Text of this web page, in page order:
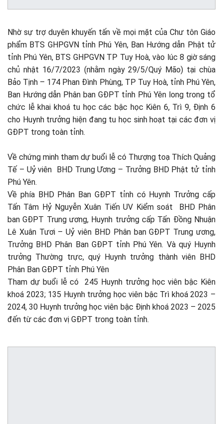
Nhờ sự trợ duyên khuyến tấn về mọi mặt của Chư tôn Giáo
phẩm BTS GHPGVN tỉnh Phú Yên, Ban Hướng dẫn Phật tử
tỉnh Phú Yên, BTS GHPGVN TP Tuy Hoà, vào lúc 8 giờ sáng
chủ nhật 16/7/2023 (nhằm ngày 29/5/Quý Mão) tại chùa
Bảo Tịnh – 174 Phan Đình Phùng, TP Tuy Hoà, tỉnh Phú Yên,
Ban Hướng dẫn Phân ban GĐPT tỉnh Phú Yên long trong tổ
chức lễ khai khoá tu học các bậc học Kiên 6, Trì 9, Định 6
cho Huynh trưởng hiện đang tu học sinh hoạt tại các đơn vị
GĐPT trong toàn tỉnh.
Về chứng minh tham dự buổi lễ có Thượng toạ Thích Quảng
Tế – Uỷ viên BHD Trung Ương – Trưởng BHD Phật tử tỉnh
Phú Yên.
Về phía BHD Phân Ban GĐPT tỉnh có Huynh Trưởng cấp
Tấn Tâm Hỷ Nguyễn Xuân Tiến UV Kiểm soát BHD Phân
ban GĐPT Trung ương, Huynh trưởng cấp Tấn Đồng Nhuận
Lê Xuân Tươi – Uỷ viên BHD Phân ban GĐPT Trung ương,
Trưởng BHD Phân Ban GĐPT tỉnh Phú Yên. Và quý Huynh
trưởng Thường trực, quý Huynh trưởng thành viên BHD
Phân Ban GĐPT tỉnh Phú Yên
Tham dự buổi lễ có 245 Huynh trưởng học viên bậc Kiên
khoá 2023; 135 Huynh trưởng học viên bậc Trì khoá 2023 –
2024, 30 Huynh trưởng học viên bậc Định khoá 2023 – 2025
đến từ các đơn vị GĐPT trong toàn tỉnh.